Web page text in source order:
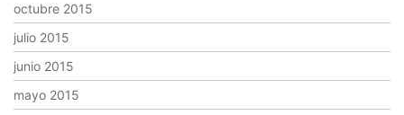
octubre 2015
julio 2015
junio 2015
mayo 2015